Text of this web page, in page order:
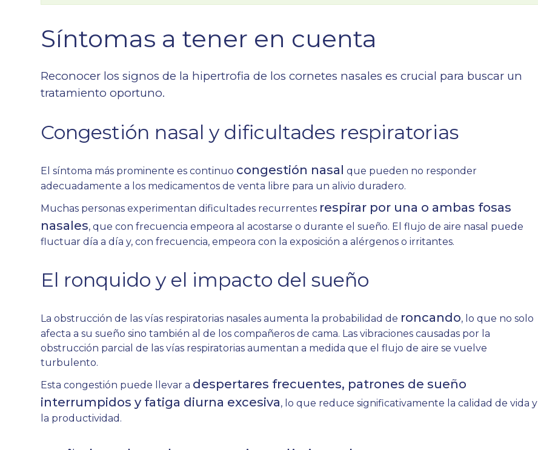
Síntomas a tener en cuenta
Reconocer los signos de la hipertrofia de los cornetes nasales es crucial para buscar un
tratamiento oportuno.
Congestión nasal y dificultades respiratorias
El síntoma más prominente es continuo congestión nasal que pueden no responder
adecuadamente a los medicamentos de venta libre para un alivio duradero.
Muchas personas experimentan dificultades recurrentes respirar por una o ambas fosas
nasales, que con frecuencia empeora al acostarse o durante el sueño. El flujo de aire nasal puede
fluctuar día a día y, con frecuencia, empeora con la exposición a alérgenos o irritantes.
El ronquido y el impacto del sueño
La obstrucción de las vías respiratorias nasales aumenta la probabilidad de roncando, lo que no solo
afecta a su sueño sino también al de los compañeros de cama. Las vibraciones causadas por la
obstrucción parcial de las vías respiratorias aumentan a medida que el flujo de aire se vuelve
turbulento.
Esta congestión puede llevar a despertares frecuentes, patrones de sueño
interrumpidos y fatiga diurna excesiva, lo que reduce significativamente la calidad de vida y
la productividad.